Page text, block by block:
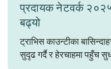
प्रदायक नेटवर्क
बढ्यो
ट्राभिस काउन्टीका
सुदृढ गर्दै र हेरचाहमा पहुँच